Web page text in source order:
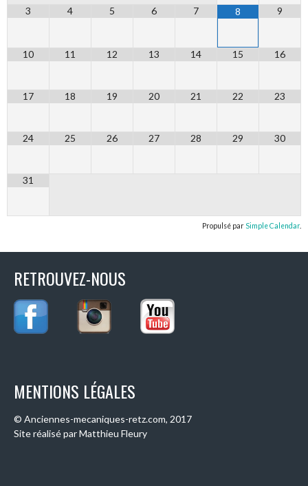
3 4 5 6 7 8 9
10 11 12 13 14 15 16
17 18 19 20 21 22 23
24 25 26 27 28 29 30
31
Propulsé par Simple Calendar.
RETROUVEZ-NOUS
MENTIONS LÉGALES
© Anciennes-mecaniques-retz.com, 2017
Site réalisé par Matthieu Fleury